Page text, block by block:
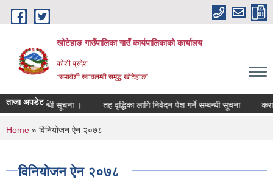
Skip to main content
खोटेहाङ गाउँपालिका गाउँ कार्यपालिकाको कार्यालय
कोशी प्रदेश
“समावेशी स्वावलम्बी समृद्ध खोटेहाङ”
ताजा अपडेट :
हुने सम्बन्धी सूचना । तह वृद्धिका लागि निवेदन पेश गर्ने सम्बन्धी सूचना करार
You are here
Home » विनियोजन ऐन २०७८
विनियोजन ऐन २०७८